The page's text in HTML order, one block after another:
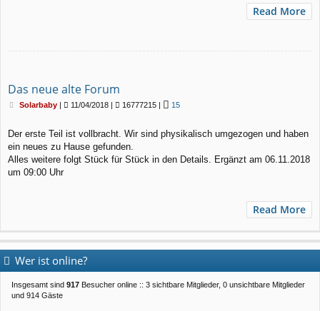
Read More
Das neue alte Forum
B
t
r
a
Solarbaby| 11/04/2018 | 16777215 | 15
Der erste Teil ist vollbracht. Wir sind physikalisch umgezogen und haben
ein neues zu Hause gefunden.
Alles weitere folgt Stück für Stück in den Details. Ergänzt am 06.11.2018
um 09:00 Uhr
Read More
Wer ist online?
Insgesamt sind 917 Besucher online :: 3 sichtbare Mitglieder, 0 unsichtbare Mitglieder
und 914 Gäste